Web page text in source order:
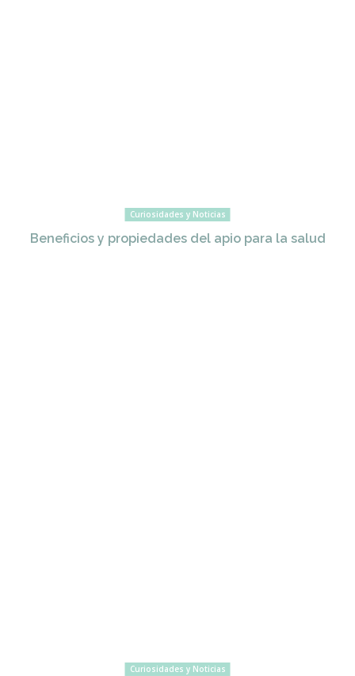
Curiosidades y Noticias
Beneficios y propiedades del apio para la salud
Curiosidades y Noticias